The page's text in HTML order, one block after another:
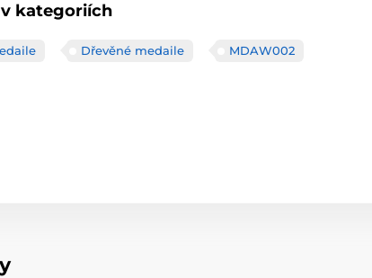
kategoriích
Dřevěné medaile MDAW002